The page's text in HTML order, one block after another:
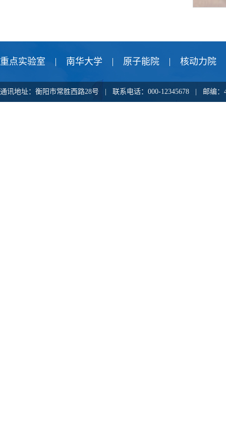
重点实验室 南华大学 原子能院 核动力院
通讯地址：衡阳市常胜西路28号 | 联系电话：000-12345678 | 邮